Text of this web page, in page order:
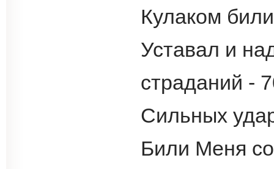
Кулаком
Уставал и
страданий -
Сильных
Били Меня